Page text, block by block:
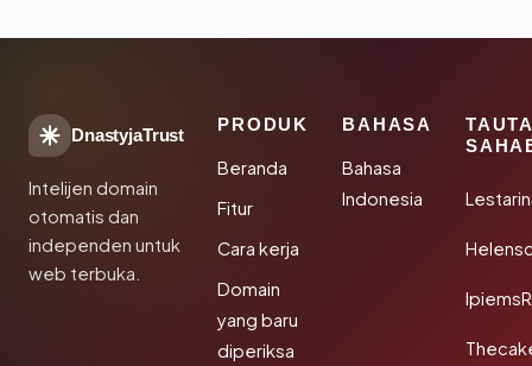
DnastyjaTrust
Intelijen domain
otomatis dan
independen untuk
web terbuka.
PRODUK
Beranda
Fitur
Cara kerja
Domain
yang baru
diperiksa
BAHASA
Bahasa
Indonesia